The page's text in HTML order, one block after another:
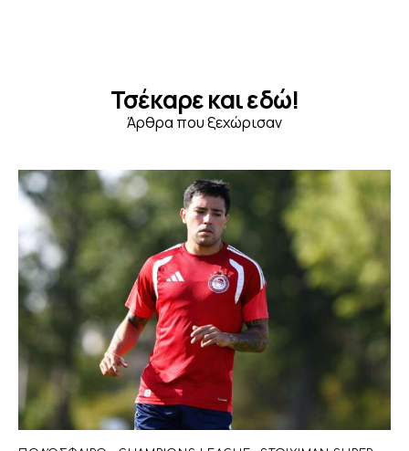
Τσέκαρε και εδώ!
Άρθρα που ξεχώρισαν